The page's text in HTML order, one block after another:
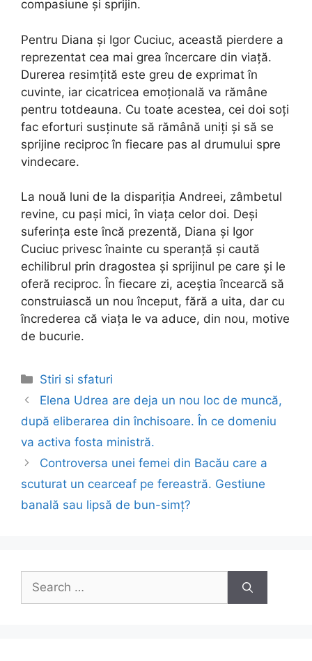
compasiune și sprijin.
Pentru Diana și Igor Cuciuc, această pierdere a
reprezentat cea mai grea încercare din viață.
Durerea resimțită este greu de exprimat în
cuvinte, iar cicatricea emoțională va rămâne
pentru totdeauna. Cu toate acestea, cei doi soți
fac eforturi susținute să rămână uniți și să se
sprijine reciproc în fiecare pas al drumului spre
vindecare.
La nouă luni de la dispariția Andreei, zâmbetul
revine, cu pași mici, în viața celor doi. Deși
suferința este încă prezentă, Diana și Igor
Cuciuc privesc înainte cu speranță și caută
echilibrul prin dragostea și sprijinul pe care și le
oferă reciproc. În fiecare zi, aceștia încearcă să
construiască un nou început, fără a uita, dar cu
încrederea că viața le va aduce, din nou, motive
de bucurie.
Categories
Stiri si sfaturi
Post
navigation
Elena Udrea are deja un nou loc de muncă,
după eliberarea din închisoare. În ce domeniu
va activa fosta ministră.
Controversa unei femei din Bacău care a
scuturat un cearceaf pe fereastră. Gestiune
banală sau lipsă de bun-simț?
Search
for: